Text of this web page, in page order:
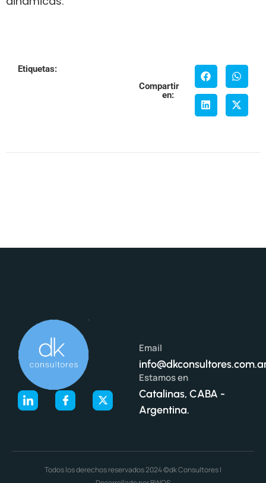
Etiquetas:
Compartir
en:
Email
Estamos en
Catalinas, CABA -
Argentina.
Todos los derechos reservados 2024 ©dk Consultores |